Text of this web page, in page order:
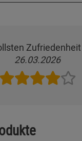
Zufriedenheit
26.03.2026